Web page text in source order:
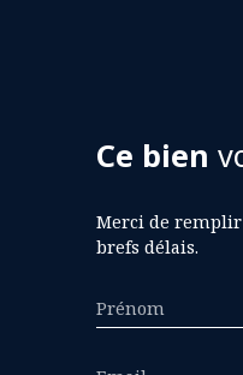
Ce bien
Merci de
brefs délais.
Prénom